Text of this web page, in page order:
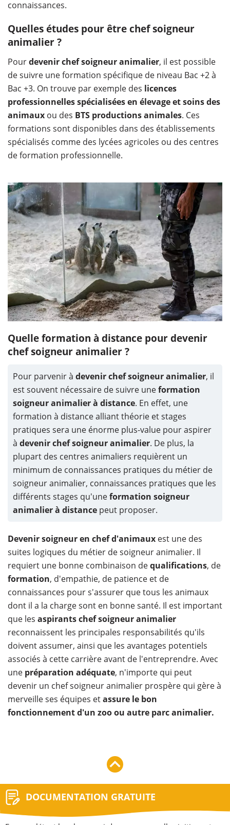
connaissances.
Quelles études pour être chef soigneur
animalier ?
Pourdevenir chef soigneur animalier, il est possible
de suivre une formation spécifique de niveau Bac +2 à
Bac +3. On trouve par exemple des licences
professionnelles spécialisées en élevage et soins des
animaux ou des BTS productions animales. Ces
formations sont disponibles dans des établissements
spécialisés comme des lycées agricoles ou des centres
de formation professionnelle.
Quelle formation à distance pour devenir
chef soigneur animalier ?
Pour parvenir à devenir chef soigneur animalier, il
est souvent nécessaire de suivre uneformation
soigneur animalierà distance. En effet, une
formation à distance alliant théorie et stages
pratiques sera une énorme plus-value pour aspirer
à devenir chef soigneur animalier. De plus, la
plupart des centres animaliers requièrent un
minimum de connaissances pratiques du métier de
soigneur animalier, connaissances pratiques que les
différents stages qu'uneformation soigneur
animalier à distance peut proposer.
Devenir soigneur en chef d'animaux est une des
suites logiques du métier de soigneur animalier. Il
requiert une bonne combinaison dequalifications, de
formation, d'empathie, de patience et de
connaissances pour s'assurer que tous les animaux
dont il a la charge sont en bonne santé. Il est important
que les aspirants chef soigneur animalier
reconnaissent les principales responsabilités qu'ils
doivent assumer, ainsi que les avantages potentiels
associés à cette carrière avant de l'entreprendre. Avec
une préparation adéquate, n'importe qui peut
devenir un chef soigneur animalier prospère qui gère à
merveille ses équipes etassure le bon
fonctionnement d'un zoo ou autre parc animalier.
DOCUMENTATION GRATUITE